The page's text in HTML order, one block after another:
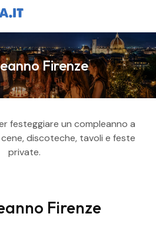
Firenze
festeggiare un compleanno a
discoteche, tavoli e feste
private.
Firenze